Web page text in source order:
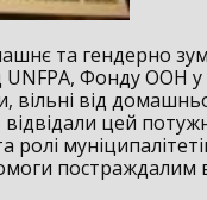
та гендерно
Фонду ООН у
вільні від
цей
постраждалим